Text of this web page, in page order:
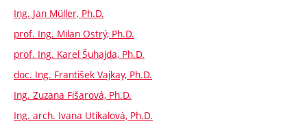
Ing. Jan Müller, Ph.D.
prof. Ing. Milan Ostrý, Ph.D.
prof. Ing. Karel Šuhajda, Ph.D.
doc. Ing. František Vajkay, Ph.D.
Ing. Zuzana Fišarová, Ph.D.
Ing. arch. Ivana Utíkalová, Ph.D.